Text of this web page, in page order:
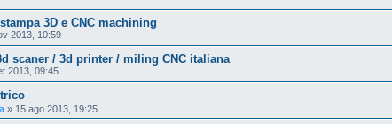
3D e CNC machining
2013, 10:59
scaner / 3d printer / miling CNC italiana
2013, 09:45
» 15 ago 2013, 19:25